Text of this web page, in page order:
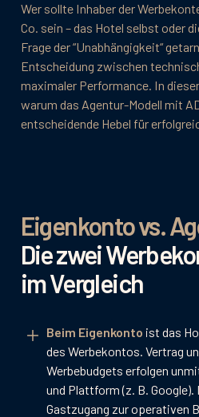
Wer sollte Inhaber der
Co. sein – das Hotel selbst oder
Frage der “Unabhängigkeit“
Entscheidung zwischen
maximaler Performance. In
warum das Agentur-Modell mit
entscheidende Hebel für
Eigenkonto vs.
Die zwei
im Vergleich
Beim Eigenkonto ist das
des Werbekontos. Vertrag
Werbebudgets erfolgen
und Plattform (z. B.
Gastzugang zur operativen